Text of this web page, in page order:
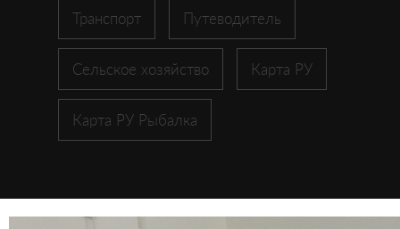
Транспорт Путеводитель
Сельское хозяйство Карта РУ
Карта РУ Рыбалка